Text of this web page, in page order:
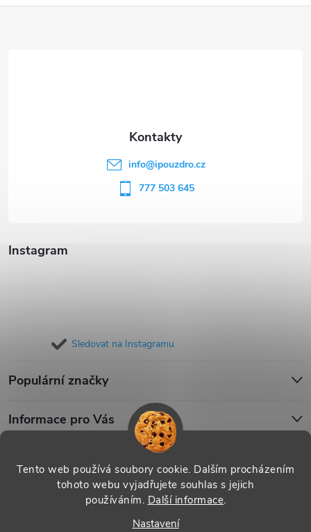
Tento web používá soubory cookie. Dalším procházením
tohoto webu vyjadřujete souhlas s jejich
používáním. Další informace.
Nastavení
Instagram
Sledovat na Instagramu
Populární značky
Informace pro Vás
info@ipouzdro.cz
777 503 645
Copyright 2026 . Všechna práva vyhrazena.
nastavení cookies